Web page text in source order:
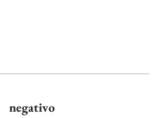
negativo